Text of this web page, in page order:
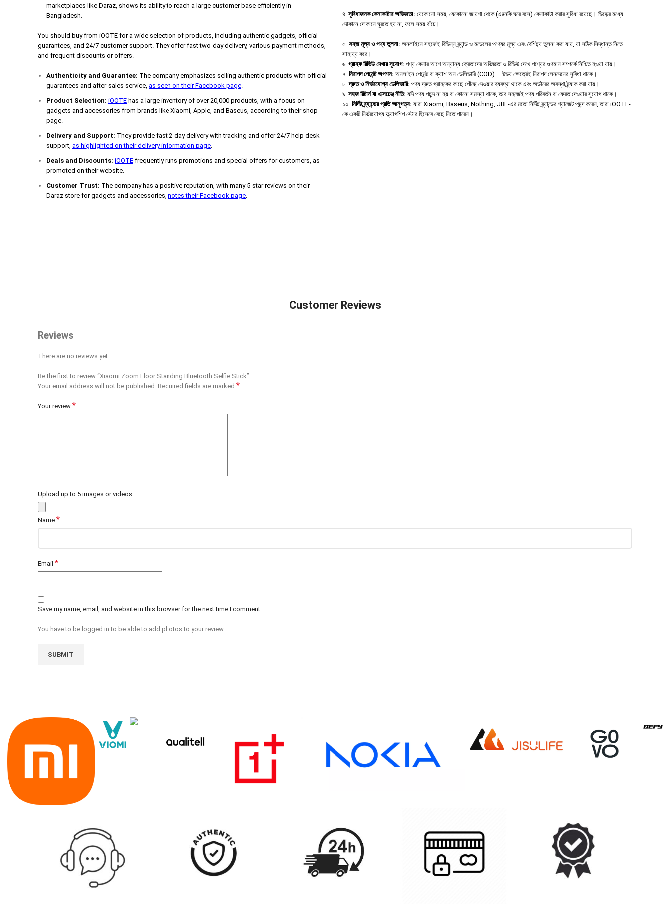
marketplaces like Daraz, shows its ability to reach a large customer base efficiently in
Bangladesh.
You should buy from iOOTE for a wide selection of products, including authentic gadgets, official
guarantees, and 24/7 customer support. They offer fast two-day delivery, various payment methods,
and frequent discounts or offers.
Authenticity and Guarantee: The company emphasizes selling authentic products with official
guarantees and after-sales service, as seen on their Facebook page
Product Selection: iOOTE has a large inventory of over 20,000 products, with a focus on
gadgets and accessories from brands like Xiaomi, Apple, and Baseus, according to their shop
page.
Delivery and Support: They provide fast 2-day delivery with tracking and offer 24/7 help desk
support, as highlighted on their delivery information page
Deals and Discounts: iOOTE frequently runs promotions and special offers for customers, as
promoted on their website.
Customer Trust: The company has a positive reputation, with many 5-star reviews on their
Daraz store for gadgets and accessories, notes their Facebook page
৪. সুবিধাজনক কেনাকাটার অভিজ্ঞতা: যেকোনো সময়, যেকোনো জায়গা থেকে (এমনকি ঘরে বসে) কেনাকাটা করার সুবিধা রয়েছে। ভিড়ের মধ্যে
দোকানে দোকানে ঘুরতে হয় না, ফলে সময় বাঁচে।
৫. সহজ মূল্য ও পণ্য তুলনা: অনলাইনে সহজেই বিভিন্ন ব্র্যান্ড ও মডেলের পণ্যের মূল্য এবং বৈশিষ্ট্য তুলনা করা যায়, যা সঠিক সিদ্ধান্ত নিতে
সাহায্য করে।
৬. গ্রাহক রিভিউ দেখার সুযোগ: পণ্য কেনার আগে অন্যান্য ক্রেতাদের অভিজ্ঞতা ও রিভিউ দেখে পণ্যের গুণমান সম্পর্কে নিশ্চিত হওয়া যায়।
৭. নিরাপদ পেমেন্ট অপশন: অনলাইন পেমেন্ট বা ক্যাশ অন ডেলিভারি (COD) – উভয় ক্ষেত্রেই নিরাপদ লেনদেনের সুবিধা থাকে।
৮.দ্রুত ও নির্ভরযোগ্য ডেলিভারি: পণ্য দ্রুত গ্রাহকের কাছে পৌঁছে দেওয়ার ব্যবস্থা থাকে এবং অর্ডারের অবস্থা ট্র্যাক করা যায়।
৯. সহজ রিটার্ন বা এক্সচেঞ্জ নীতি: যদি পণ্য পছন্দ না হয় বা কোনো সমস্যা থাকে, তবে সহজেই পণ্য পরিবর্তন বা ফেরত দেওয়ার সুযোগ থাকে।
১০. নির্দিষ্ট ব্র্যান্ডের প্রতি আনুগত্য: যারা Xiaomi, Baseus, Nothing, JBL-এর মতো নির্দিষ্ট ব্র্যান্ডের গ্যাজেট পছন্দ করেন, তারা iOOTE-
কে একটি নির্ভরযোগ্য ফ্ল্যাগশিপ স্টোর হিসেবে বেছে নিতে পারেন।
Customer Reviews
Reviews
There are no reviews yet
Be the first to review “Xiaomi Zoom Floor Standing Bluetooth Selfie Stick”
Your email address will not be published. Required fields are marked *
Your review *
Upload up to 5 images or videos
Name *
Email *
Save my name, email, and website in this browser for the next time I comment.
You have to be logged in to be able to add photos to your review.